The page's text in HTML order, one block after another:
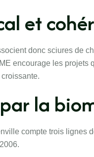
et
donc sciures de
encourage les projets
la
compte trois lignes